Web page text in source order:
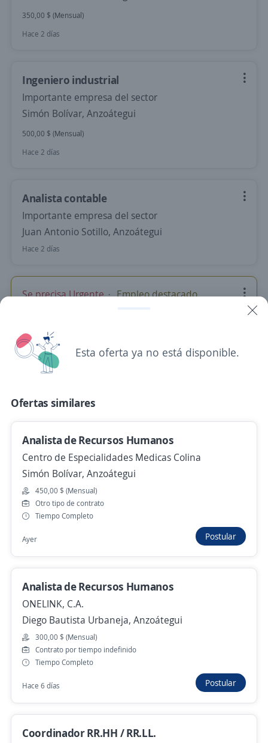
350,00 $ (Mensual)
Hace 2 días
Ingeniero industrial
Importante empresa del sector
Simón Bolívar, Anzoátegui
500,00 $ (Mensual)
Hace 2 días
Analista contable
Importante empresa del sector
Juan Antonio Sotillo, Anzoátegui
Hace 2 días
Se precisa Urgente Empleo destacado
Farmacéutico)
Farmavallis
Juan Antonio Sotillo, Anzoátegui
Hace 3 días
analista de compras
Centro de Especialidades Medicas Colina
Simón Bolívar, Anzoátegui
800,00 $ (Mensual)
Hace 3 días
Analista de compras
Importante empresa del sector
Juan Antonio Sotillo, Anzoátegui
Hace 3 días
Analista de importaciones
La Casa de la Caña
40.000,00 $ (Mensual)
Hace 4 días
Esta oferta ya no está disponible.
Ofertas similares
Analista de Recursos Humanos
Centro de Especialidades Medicas Colina
Simón Bolívar, Anzoátegui
450,00 $ (Mensual)
Otro tipo de contrato
Tiempo Completo
Ayer Postular
Analista de Recursos Humanos
ONELINK, C.A.
Diego Bautista Urbaneja, Anzoátegui
300,00 $ (Mensual)
Contrato por tiempo indefinido
Tiempo Completo
Hace 6 días Postular
Coordinador RR.HH / RR.LL.